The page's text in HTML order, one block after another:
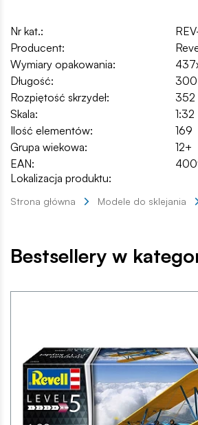
Nr kat.:
Producent:
Wymiary opakowania:
Długość:
300
Rozpiętość skrzydeł:
352
Skala:
1:32
Ilość elementów:
169
Grupa wiekowa:
12+
EAN:
Lokalizacja produktu:
Strona główna Modele do sklejania
Bestsellery w